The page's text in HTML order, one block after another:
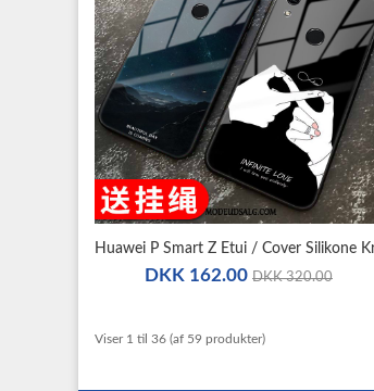
DKK 162.00 DKK 320.00
Viser 1 til 36 (af 59 produkter)